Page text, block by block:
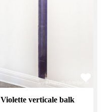
Violette verticale balk